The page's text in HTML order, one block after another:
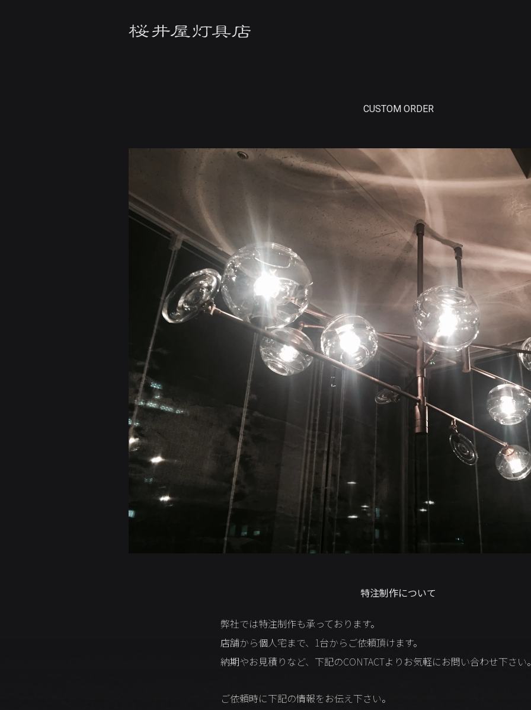
CUSTOM ORDER
特注制作について
弊社では特注制作も承っております。
店舗から個人宅まで、1台からご依頼頂けます。
納期やお見積りなど、下記のCONTACTよりお気軽にお問い合わせ下さい
ご依頼時に下記の情報をお伝え下さい。